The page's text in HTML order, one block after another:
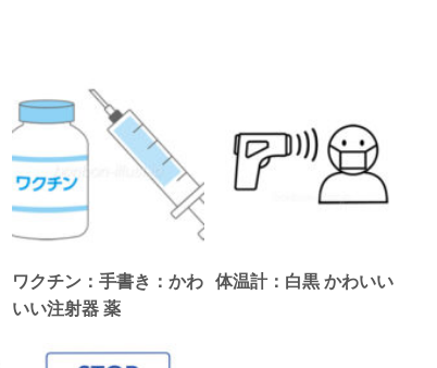
ワクチン：手書き：かわ
いい注射器 薬
体温計：白黒 かわいい